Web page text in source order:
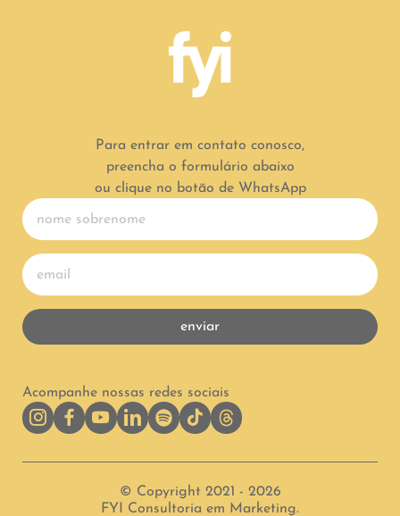
Para entrar em contato conosco,
preencha o formulário abaixo
ou clique no botão de WhatsApp
enviar
Acompanhe nossas redes sociais
© Copyright 2021 - 2026
FYI Consultoria em Marketing.